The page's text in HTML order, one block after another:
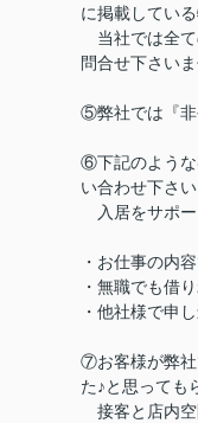
に掲載してい
当社では全て
問合せ下さいま
⑤弊社では『非
⑥下記のような
い合わせ下さい
入居をサポー
・お仕事の内
・無職でも借
・他社様で申
⑦お客様が弊社
た♪と思っても
接客と店内空